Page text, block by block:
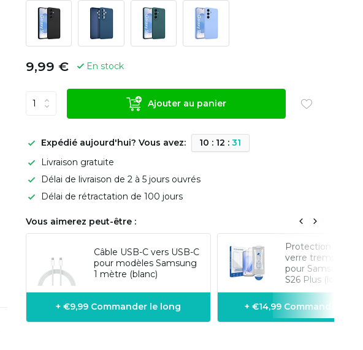
9,99 € En stock
Ajouter au panier
Expédié aujourd'hui? Vous avez: 10: 12: 30
Livraison gratuite
Délai de livraison de 2 à 5 jours ouvrés
Délai de rétractation de 100 jours
Vous aimerez peut-être :
Câble USB-C vers USB-C
pour modèles Samsung
1 mètre (blanc)
+ €9,99 Commander le long
Protection
verre trempé
pour Samsung
S26 Plus (lot de 2)
+ €14,99 Commander le